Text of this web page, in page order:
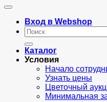
Вход в Webshop
Искать:
Каталог
Условия
Начало
Узнать цены
Цветочный
Минимальная